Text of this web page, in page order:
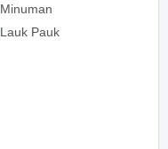
Minuman
Lauk Pauk